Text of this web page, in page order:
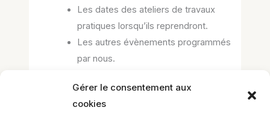
Gérer le consentement aux
cookies
Les dates des ateliers de travaux
pratiques lorsqu’ils reprendront.
Les autres évènements programmés
par nous.
elle sera consacrée exclusivement aux
évènements.